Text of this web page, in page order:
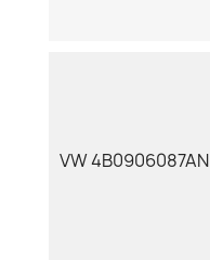
VW 4B0906087AN